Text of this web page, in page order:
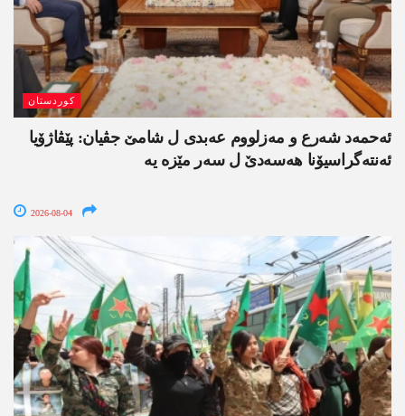
کوردستان
ئەحمەد شەرع و مەزلووم عەبدی ل شامێ جڤیان: پێڤاژۆیا
ئەنتەگراسیۆنا ھەسەدێ ل سەر مێزە یە
2026-08-04